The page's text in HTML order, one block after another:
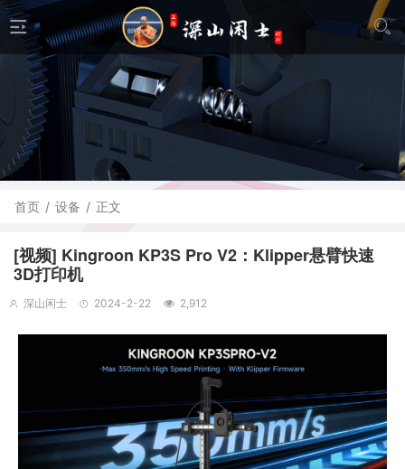
首页 / 设备 / 正文
[视频] Kingroon KP3S Pro V2：Klipper悬臂快速
3D打印机
深山闲士 2024-2-22 2,912